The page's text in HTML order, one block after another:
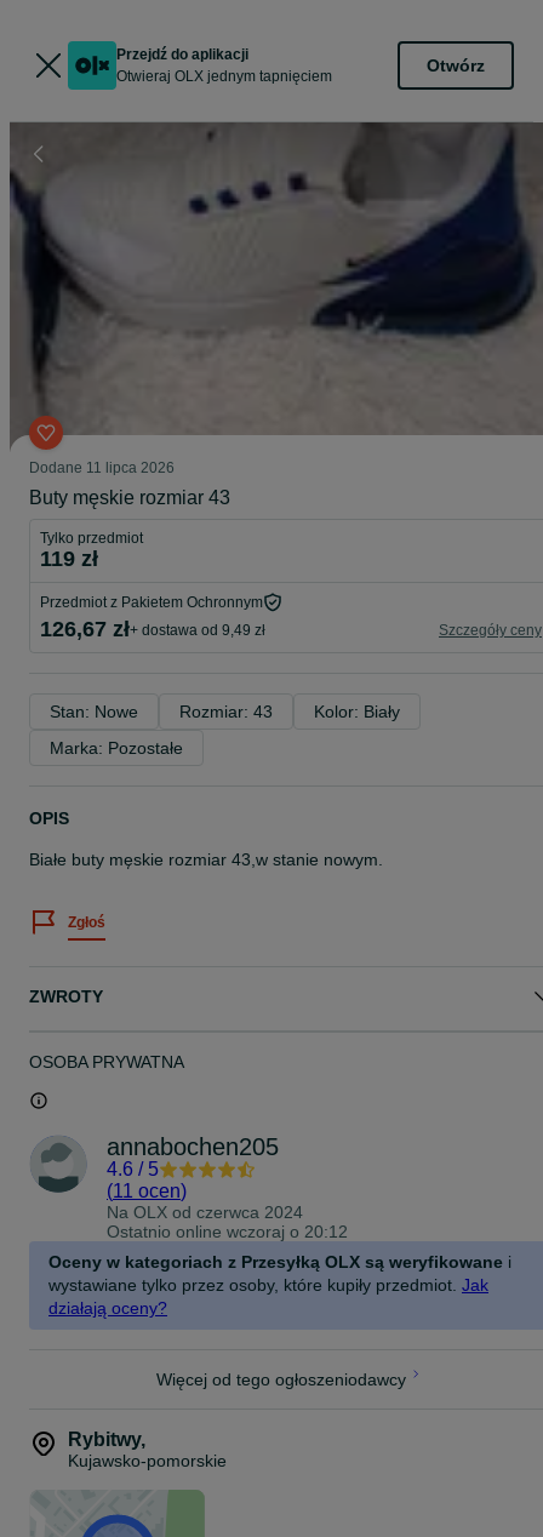
Przejdź do aplikacji
Otwieraj OLX jednym tapnięciem
Otwórz
Dodane 11 lipca 2026
Buty męskie rozmiar 43
Tylko przedmiot
119 zł
Przedmiot z Pakietem Ochronnym
126,67 zł+ dostawa od 9,49 zł Szczegóły ceny
Stan: Nowe Rozmiar: 43
Kolor: Biały
Marka: Pozostałe
OPIS
Białe buty męskie rozmiar 43,w stanie nowym.
Zgłoś
ZWROTY
OSOBA PRYWATNA
annabochen205
4.6 / 5
(11 ocen)
Na OLX od czerwca 2024
Ostatnio online wczoraj o 20:12
Oceny w kategoriach z Przesyłką OLX są weryfikowane i
wystawiane tylko przez osoby, które kupiły przedmiot. Jak
działają oceny?
Więcej od tego ogłoszeniodawcy
Rybitwy,
Kujawsko-pomorskie